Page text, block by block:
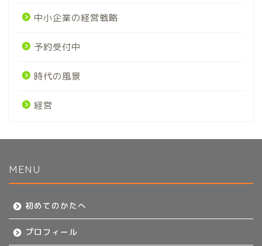
中小企業の経営戦略
予約受付中
時代の風景
経営
MENU
初めてのかたへ
プロフィール